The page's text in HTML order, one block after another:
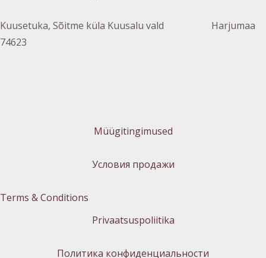
Kuusetuka, Sõitme küla Kuusalu vald Harjumaa
74623
Müügitingimused
Условия продажи
Terms & Conditions
Privaatsuspoliitika
Политика конфиденциальности